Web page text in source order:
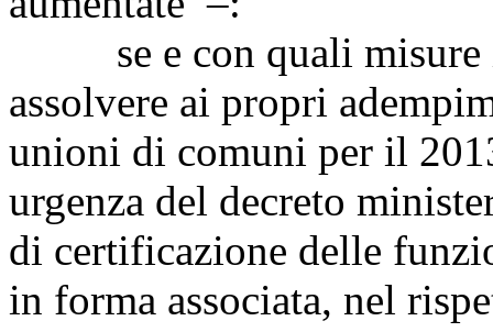
se e con quali misure
assolvere ai propri
unioni di comuni per il
urgenza del decreto
di certificazione delle
in forma associata, nel